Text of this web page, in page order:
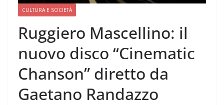
CULTURA E SOCIETÀ
Ruggiero Mascellino: il
nuovo disco “Cinematic
Chanson” diretto da
Gaetano Randazzo